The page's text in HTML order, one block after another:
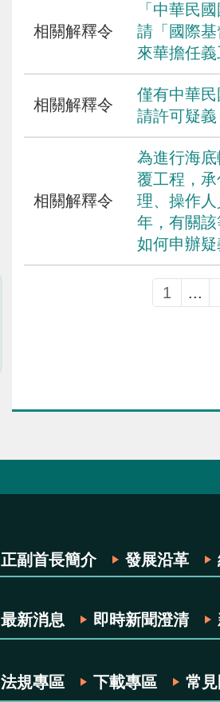
相關解釋令
「中華民
請「國際
來華擔任
相關解釋令
僅有中華
請許可疑義
相關解釋令
為進行海
覆工程，
理、操作
年，有關
如何申辦疑
1 ...
正副首長簡介 發展沿革
最新消息 即時新聞澄清
法規專區 下載專區 常